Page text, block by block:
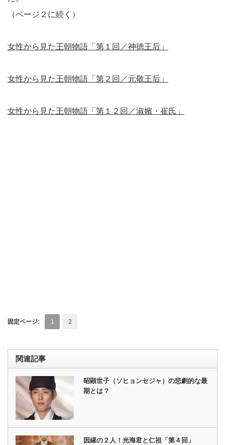
（ページ２に続く）
女性から見た王朝物語「第１回／神徳王后」
女性から見た王朝物語「第２回／元敬王后」
女性から見た王朝物語「第１２回／淑嬪・崔氏」
固定ページ: 1 2
関連記事
昭顕世子（ソヒョンセジャ）の悲劇的な最
期とは？
因縁の２人！光海君と仁祖「第４回」